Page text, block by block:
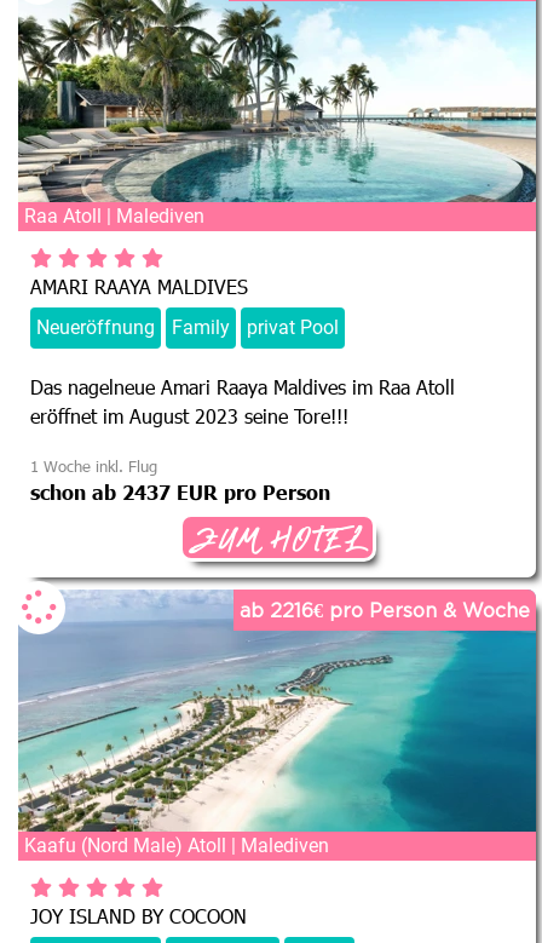
Raa Atoll | Malediven
AMARI RAAYA MALDIVES
Neueröffnung
Family privat Pool
Das nagelneue Amari Raaya Maldives im Raa Atoll
eröffnet im August 2023 seine Tore!!!
1 Woche inkl. Flug
schon ab 2437 EUR pro Person
ZUM HOTEL
ab 2216€ pro Person & Woche
Kaafu (Nord Male) Atoll | Malediven
JOY ISLAND BY COCOON